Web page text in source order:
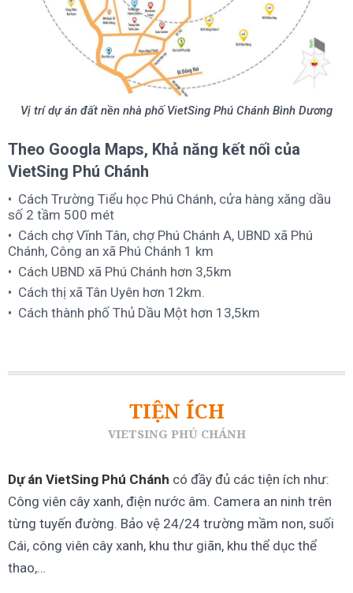
Vị trí dự án đất nền nhà phố VietSing Phú Chánh Bình Dương
Theo Googla Maps, Khả năng kết nối của
VietSing Phú Chánh
Cách Trường Tiểu học Phú Chánh, cửa hàng xăng dầu
số 2 tầm 500 mét
Cách chợ Vĩnh Tân, chợ Phú Chánh A, UBND xã Phú
Chánh, Công an xã Phú Chánh 1 km
Cách UBND xã Phú Chánh hơn 3,5km
Cách thị xã Tân Uyên hơn 12km.
Cách thành phố Thủ Dầu Một hơn 13,5km
TIỆN ÍCH
VIETSING PHÚ CHÁNH
Dự án VietSing Phú Chánh có đầy đủ các tiện ích như:
Công viên cây xanh, điện nước âm. Camera an ninh trên
từng tuyến đường. Bảo vệ 24/24 trường mầm non, suối
Cái, công viên cây xanh, khu thư giãn, khu thể dục thể
thao,…